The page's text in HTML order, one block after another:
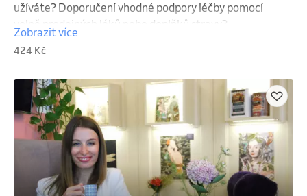
užíváte? Doporučení vhodné podpory léčby pomocí
volně prodejných léků nebo doplňků stravy?
Potřebujete zhodnocení možné interakce již
užívaných přípravků? Nebo pomoct nastavit zdravý
pomůžeme.
Zobrazit více
424 Kč